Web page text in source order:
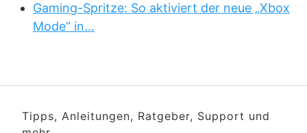
Gaming-Spritze: So aktiviert der neue „Xbox
Mode“ in…
Tipps, Anleitungen, Ratgeber, Support und